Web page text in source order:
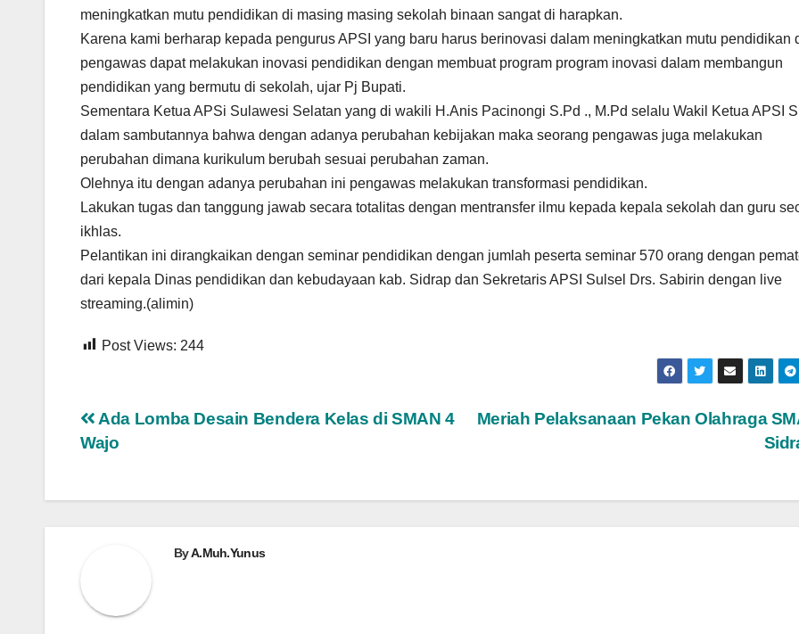
meningkatkan mutu pendidikan di masing masing sekolah binaan sangat di harapkan.
Karena kami berharap kepada pengurus APSI yang baru harus berinovasi dalam meningkatkan mutu pendidikan
pengawas dapat melakukan inovasi pendidikan dengan membuat program program inovasi dalam membangun
pendidikan yang bermutu di sekolah, ujar Pj Bupati.
Sementara Ketua APSi Sulawesi Selatan yang di wakili H.Anis Pacinongi S.Pd ., M.Pd selalu Wakil Ketua APSI
dalam sambutannya bahwa dengan adanya perubahan kebijakan maka seorang pengawas juga melakukan
perubahan dimana kurikulum berubah sesuai perubahan zaman.
Olehnya itu dengan adanya perubahan ini pengawas melakukan transformasi pendidikan.
Lakukan tugas dan tanggung jawab secara totalitas dengan mentransfer ilmu kepada kepala sekolah dan guru
ikhlas.
Pelantikan ini dirangkaikan dengan seminar pendidikan dengan jumlah peserta seminar 570 orang dengan
dari kepala Dinas pendidikan dan kebudayaan kab. Sidrap dan Sekretaris APSI Sulsel Drs. Sabirin dengan live
streaming.(alimin)
Post Views: 244
Navigasi
pos
Meriah Pelaksanaan Pekan Olahraga
Ada Lomba Desain Bendera Kelas di SMAN 4
Wajo
ByA.Muh.Yunus